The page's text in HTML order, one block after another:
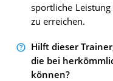
sportliche
zu erreichen.
Hilft dieser
die bei
können?